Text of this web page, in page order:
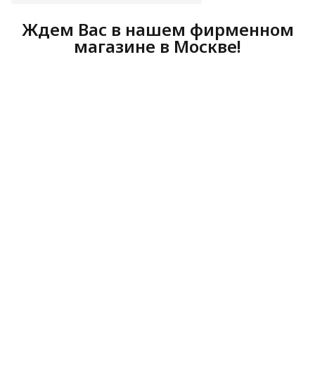
Ждем Вас в нашем фирменном
магазине в Москве!